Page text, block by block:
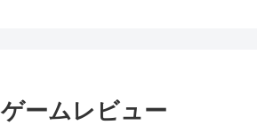
ゲームレビュー